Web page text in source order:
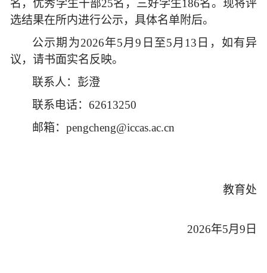
名 ，优秀学生干部25名，三好学生186名。 现将评
选结果在所内进行公示，具体名单附后。
公示期为2026年5月9 日 至5月 1 3 日，如有异
议，请书面实名反映。
联系人：彭澄
联系电话： 62613250
邮箱： pengcheng@iccas.ac.cn
教育处
2026年5月 9 日